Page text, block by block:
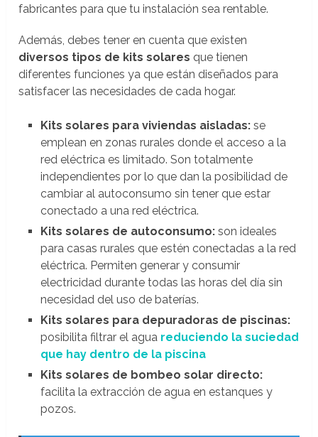
fabricantes para que tu instalación sea rentable.
Además, debes tener en cuenta que existen
diversos tipos de kits solares que tienen
diferentes funciones ya que están diseñados para
satisfacer las necesidades de cada hogar.
Kits solares para viviendas aisladas: se
emplean en zonas rurales donde el acceso a la
red eléctrica es limitado. Son totalmente
independientes por lo que dan la posibilidad de
cambiar al autoconsumo sin tener que estar
conectado a una red eléctrica.
Kits solares de autoconsumo:son ideales
para casas rurales que estén conectadas a la red
eléctrica. Permiten generar y consumir
electricidad durante todas las horas del día sin
necesidad del uso de baterías.
Kits solares para depuradoras de piscinas:
posibilita filtrar el agua reduciendo la suciedad
que hay dentro de la piscina
Kits solares de bombeo solar directo:
facilita la extracción de agua en estanques y
pozos.